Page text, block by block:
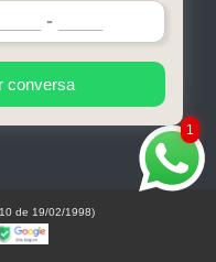
1
conversa
de 19/02/1998)